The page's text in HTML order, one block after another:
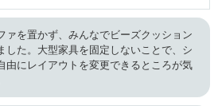
ァを置かず、みんなでビーズクッション
した。大型家具を固定しないことで、シ
由にレイアウトを変更できるところが気